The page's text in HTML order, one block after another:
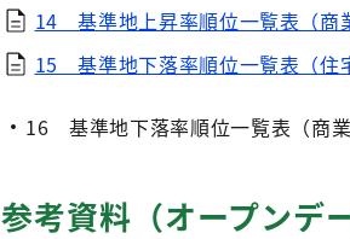
14 基準地上昇率順位一覧表（商
15 基準地下落率順位一覧表（住
16 基準地下落率順位一覧表（商
参考資料（オープンデー